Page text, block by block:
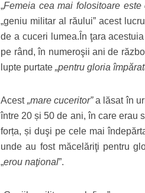
„Femeia cea mai folositoare
„geniu militar al răului” acest
de a cuceri lumea.În ţara
pe rând, în numeroşii ani de
lupte purtate„pentru gloria
Acest „mare cuceritor”a lăsat în
între 20 și 50 de ani, în care erau
forța, și duşi pe cele mai
unde au fost măcelăriţi pentru
„erou naţional”.